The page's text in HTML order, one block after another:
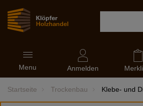
Navigation
ein-
und
ausblenden
Menu Anmelden
Startseite Trockenbau Klebe- und